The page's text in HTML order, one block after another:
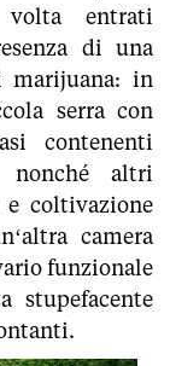
volta entrati
di una
marijuana: in
serra con
contenenti
nonché altri
coltivazione
camera
funzionale
stupefacente